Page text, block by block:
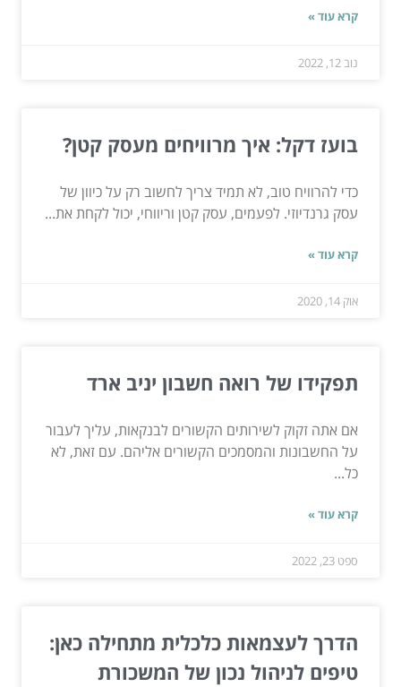
קרא עוד »
נוב 12, 2022
בועז דקל: איך מרוויחים מעסק קטן?
כדי להרוויח טוב, לא תמיד צריך לחשוב רק על כיוון של
עסק גרנדיוזי. לפעמים, עסק קטן וריווחי, יכול לקחת את...
קרא עוד »
אוק 14, 2020
תפקידו של רואה חשבון יניב ארד
אם אתה זקוק לשירותים הקשורים לבנקאות, עליך לעבור
על החשבונות והמסמכים הקשורים אליהם. עם זאת, לא
כל...
קרא עוד »
ספט 23, 2022
הדרך לעצמאות כלכלית מתחילה כאן:
טיפים לניהול נכון של המשכורת